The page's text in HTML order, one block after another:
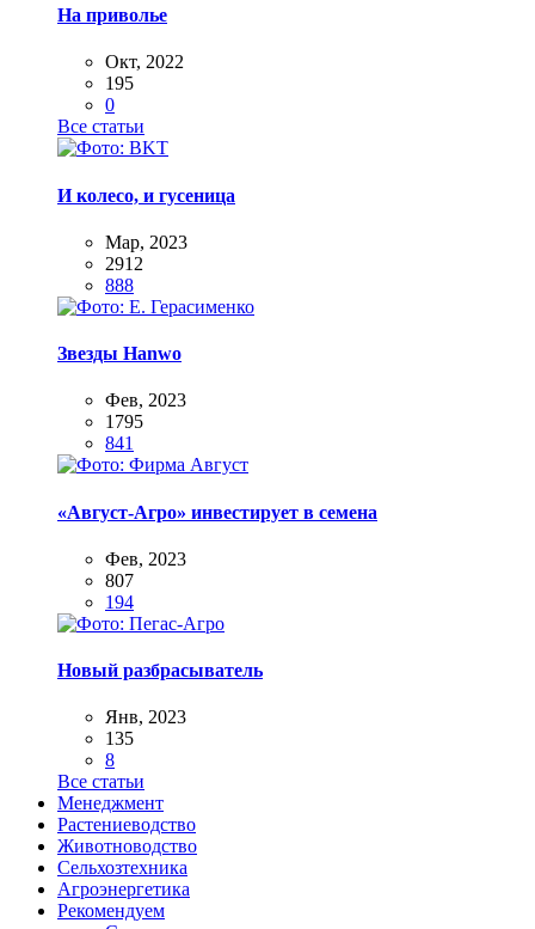
На приволье
Окт, 2022
195
0
Все статьи
И колесо, и гусеница
Мар, 2023
2912
888
Звезды Hanwo
Фев, 2023
1795
841
«Август-Агро» инвестирует в семена
Фев, 2023
807
194
Новый разбрасыватель
Янв, 2023
135
8
Все статьи
Менеджмент
Растениеводство
Животноводство
Сельхозтехника
Агроэнергетика
Рекомендуем